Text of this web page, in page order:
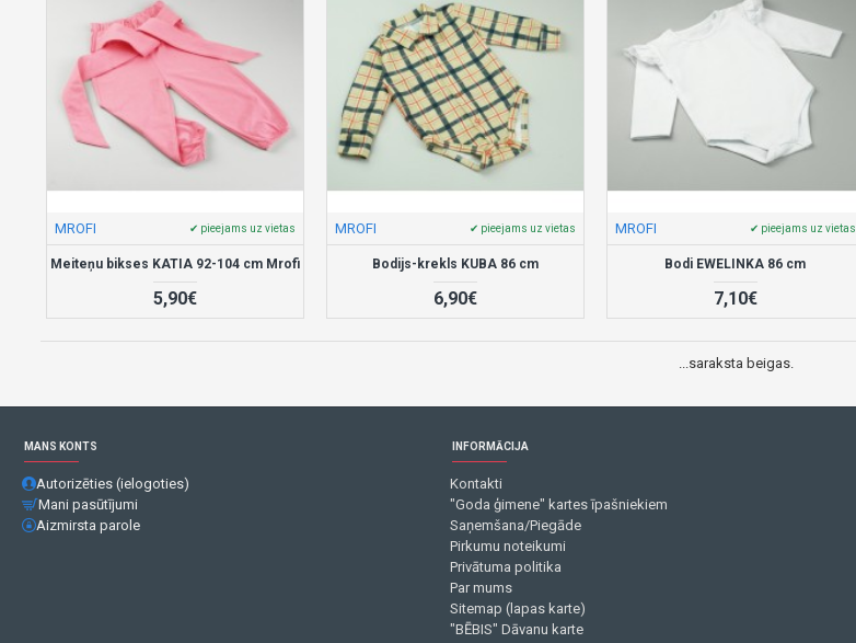
MROFI ✔ pieejams uz vietas
Meiteņu bikses KATIA 92-104 cm Mrofi
5,90€
MROFI ✔ pieejams uz vietas
Bodijs-krekls KUBA 86 cm
6,90€
MROFI ✔ pieejams uz vietas
Bodi EWELINKA 86 cm
7,10€
...saraksta beigas.
MANS KONTS
Autorizēties (ielogoties)
Mani pasūtījumi
Aizmirsta parole
INFORMĀCIJA
Kontakti
"Goda ģimene" kartes īpašniekiem
Saņemšana/Piegāde
Pirkumu noteikumi
Privātuma politika
Par mums
Sitemap (lapas karte)
"BĒBIS" Dāvanu karte